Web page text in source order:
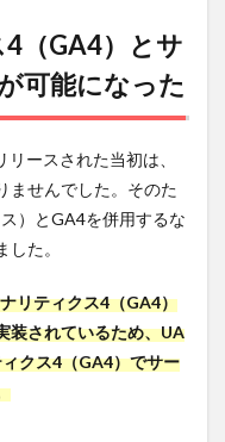
（GA4）とサ
可能になった
ースされた当初は、
ませんでした。そのた
）とGA4を併用するな
た。
リティクス4（GA4）
装されているため、UA
クス4（GA4）でサー